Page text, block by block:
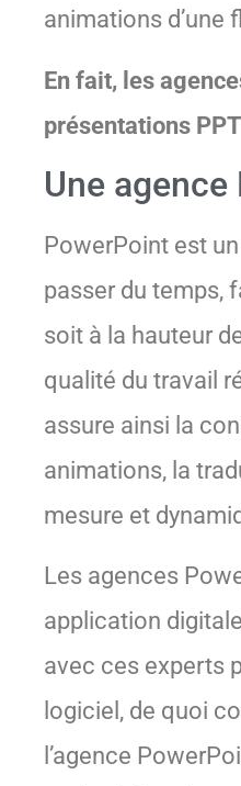
animations d’une
En fait, les
présentations
Une
PowerPoint est
passer du temps,
soit à la hauteur
qualité du travail
assure ainsi la
animations, la
mesure et
Les agences
application
avec ces experts
logiciel, de quoi
l’agence